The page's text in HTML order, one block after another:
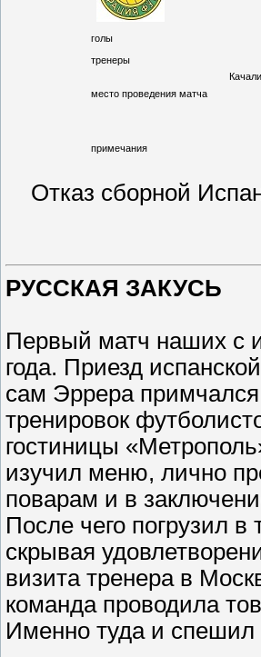
голы
тренеры
место проведения матча
примечания
Отказ сборной
РУССКАЯ ЗАКУСЬ
Первый матч наших с
года. Приезд
сам Эррера
тренировок
гостиницы
изучил меню, лично
поварам и в
После чего погрузил в
скрывая
визита тренера в
команда проводила
Именно туда и спешил